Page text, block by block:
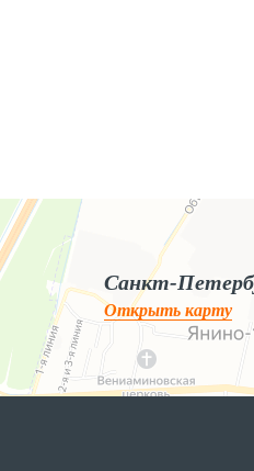
Яндекс.Карты
Яндекс.Карты — поиск мест и адресов,
Санкт-
Открыть карту